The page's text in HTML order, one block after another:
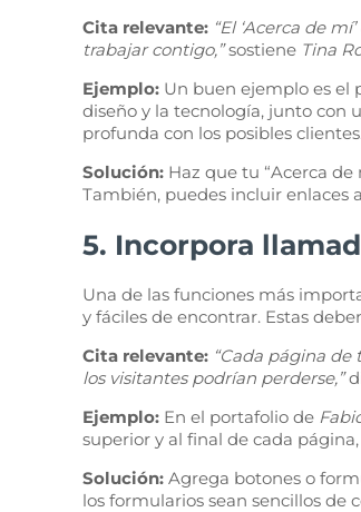
Cita relevante: “El ‘Acerca de
trabajar contigo,”sostiene Tina
Ejemplo: Un buen ejemplo es el
diseño y la tecnología, junto con
profunda con los posibles
Solución: Haz que tu “Acerca
También, puedes incluir enlaces
5. Incorpora
Una de las funciones más
y fáciles de encontrar. Estas
Cita relevante: “Cada página
los visitantes podrían perderse,”
Ejemplo: En el portafolio de
superior y al final de cada
Solución: Agrega botones o
los formularios sean sencillos